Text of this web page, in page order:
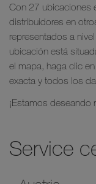
Con 27 ubicaciones
distribuidores en
representados a
ubicación está
el mapa, haga clic
exacta y todos los
¡Estamos deseando
Service